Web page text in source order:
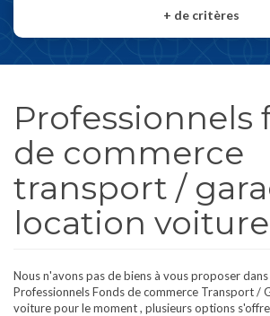
+ de critères
Professionnels
de commerce
transport /
location voiture
Nous n'avons pas de biens à vous proposer
Professionnels Fonds de commerce Transport /
voiture pour le moment , plusieurs options